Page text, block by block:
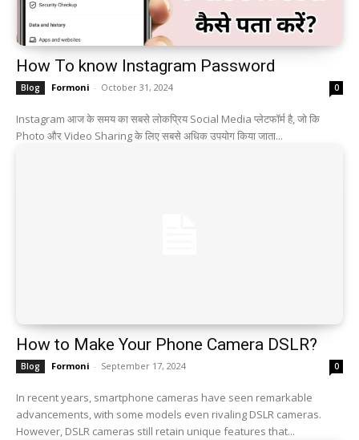
How To know Instagram Password
Blog Formoni - October 31, 2024 0
Instagram आज के समय का सबसे लोकप्रिय Social Media प्लेटफॉर्म है, जो कि
Photo और Video Sharing के लिए सबसे अधिक उपयोग किया जाता...
How to Make Your Phone Camera DSLR?
Blog Formoni - September 17, 2024 0
In recent years, smartphone cameras have seen remarkable
advancements, with some models even rivaling DSLR cameras.
However, DSLR cameras still retain unique features that...